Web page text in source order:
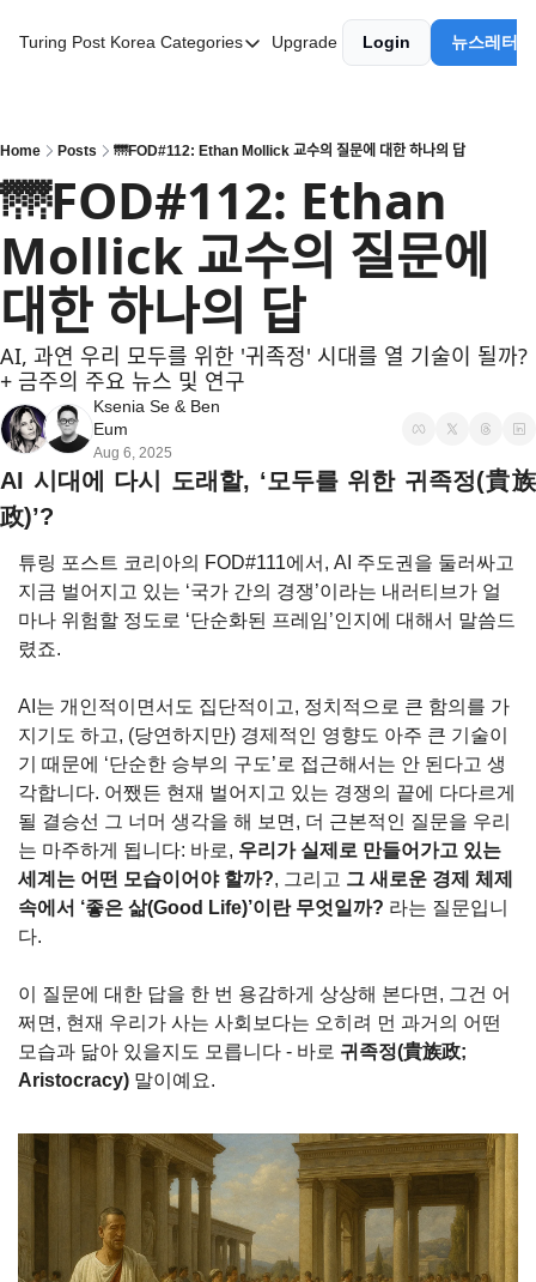
Turing Post Korea Categories
Categories
AI 에이전트
AI 101
AI Infra Unicorns
Community Twist
"Froth on the Daydream"
GenAI Unicorns
Upgrade Login 뉴스레터
Home Posts 🌁FOD#112: Ethan Mollick 교수의 질문에 대한 하나의 답
🌁FOD#112: Ethan
Mollick 교수의 질문에
대한 하나의 답
AI, 과연 우리 모두를 위한 '귀족정' 시대를 열 기술이 될까?
+ 금주의 주요 뉴스 및 연구
Ksenia Se & Ben
Eum
Aug 6, 2025
AI 시대에 다시 도래할, ‘모두를 위한 귀족정(貴族
政)’?
튜링 포스트 코리아의 FOD#111에서, AI 주도권을 둘러싸고
지금 벌어지고 있는 ‘국가 간의 경쟁’이라는 내러티브가 얼
마나 위험할 정도로 ‘단순화된 프레임’인지에 대해서 말씀드
렸죠.
AI는 개인적이면서도 집단적이고, 정치적으로 큰 함의를 가
지기도 하고, (당연하지만) 경제적인 영향도 아주 큰 기술이
기 때문에 ‘단순한 승부의 구도’로 접근해서는 안 된다고 생
각합니다. 어쨌든 현재 벌어지고 있는 경쟁의 끝에 다다르게
될 결승선 그 너머 생각을 해 보면, 더 근본적인 질문을 우리
는 마주하게 됩니다: 바로, 우리가 실제로 만들어가고 있는
세계는 어떤 모습이어야 할까?, 그리고 그 새로운 경제 체제
속에서 ‘좋은 삶(Good Life)’이란 무엇일까? 라는 질문입니
다.
이 질문에 대한 답을 한 번 용감하게 상상해 본다면, 그건 어
쩌면, 현재 우리가 사는 사회보다는 오히려 먼 과거의 어떤
모습과 닮아 있을지도 모릅니다 - 바로 귀족정(貴族政;
Aristocracy) 말이예요.